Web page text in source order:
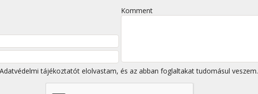
Komment
Adatvédelmi tájékoztatót elolvastam, és az abban foglaltakat tudomásul veszem.